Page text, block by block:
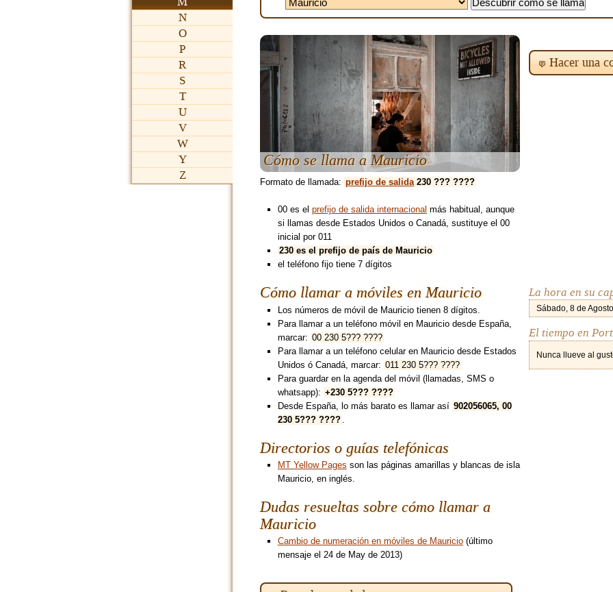
N
O
P
R
S
T
U
V
W
Y
Z
Hacer una
La hora en su
Sábado, 8 de
El tiempo en
Nunca llueve al
Cómo se llama a Mauricio
Formato de llamada: prefijo de salida230 ??? ????
00 es el prefijo de salida internacional más habitual, aunque
si llamas desde Estados Unidos o Canadá, sustituye el 00
inicial por 011
230 es el prefijo de país de Mauricio
el teléfono fijo tiene 7 dígitos
Cómo llamar a móviles en Mauricio
Los números de móvil de Mauricio tienen 8 dígitos.
Para llamar a un teléfono móvil en Mauricio desde España,
marcar: 00 230 5??? ????
Para llamar a un teléfono celular en Mauricio desde Estados
Unidos ó Canadá, marcar: 011 230 5??? ????
Para guardar en la agenda del móvil (llamadas, SMS o
whatsapp): +230 5??? ????
Desde España, lo más barato es llamar así 902056065, 00
230 5??? ????
Directorios o guías telefónicas
MT Yellow Pages son las páginas amarillas y blancas de isla
Mauricio, en inglés.
Dudas resueltas sobre cómo llamar a
Mauricio
Cambio de numeración en móviles de Mauricio(último
mensaje el 24 de May de 2013)